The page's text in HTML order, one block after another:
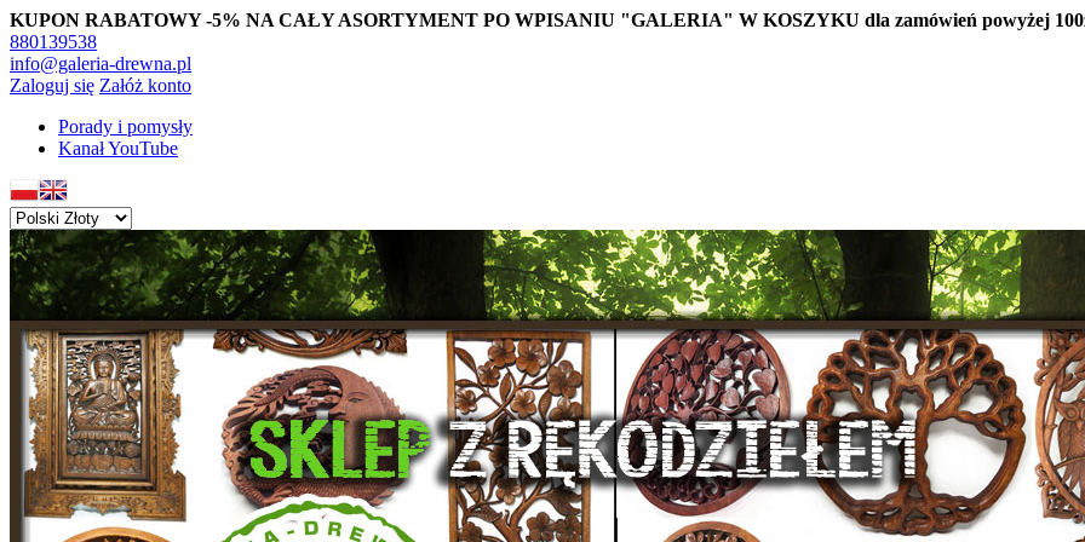
KUPON RABATOWY -5% NA CAŁY ASORTYMENT PO WPISANIU "GALERIA" W KOSZYKU dla zamówień powyżej
880139538
info@galeria-drewna.pl
Zaloguj się Załóż konto
Porady i pomysły
Kanał YouTube